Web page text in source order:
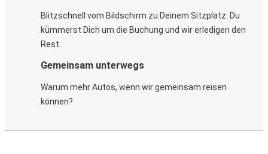
Blitzschnell vom Bildschirm zu Deinem Sitzplatz: Du
kümmerst Dich um die Buchung und wir erledigen den
Rest.
Gemeinsam unterwegs
Warum mehr Autos, wenn wir gemeinsam reisen
können?